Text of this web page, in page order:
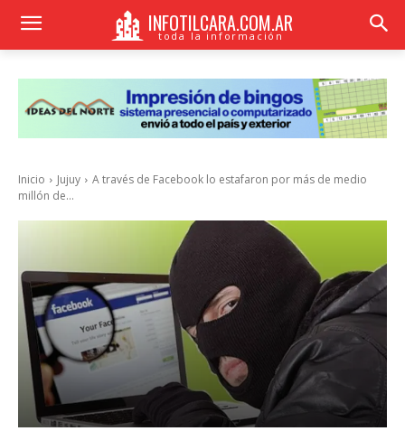
INFOTILCARA.COM.AR
toda la información
Inicio Jujuy
A través de Facebook lo estafaron por más de medio
millón de...